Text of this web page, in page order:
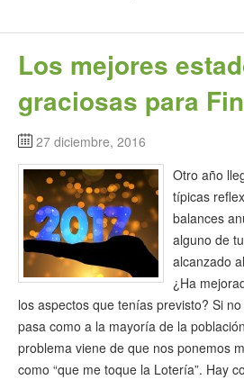
Los mejores
graciosas para
27 diciembre, 2016
Otro año
típicas
balances
alguno de
alcanzado
¿Ha
los aspectos que tenías previsto? Si
pasa como a la mayoría de la
problema viene de que nos ponemos
como “que me toque la Lotería”. Hay